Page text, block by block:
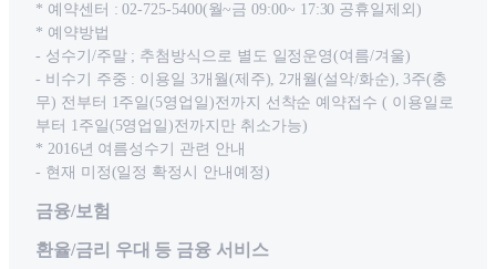
* 예약센터 : 02-725-5400(월~금 09:00~ 17:30 공휴일제외)
* 예약방법
- 성수기/주말 ; 추첨방식으로 별도 일정운영(여름/겨울)
- 비수기 주중 : 이용일 3개월(제주), 2개월(설악/화순), 3주(충
무) 전부터 1주일(5영업일)전까지 선착순 예약접수 ( 이용일로
부터 1주일(5영업일)전까지만 취소가능)
* 2016년 여름성수기 관련 안내
- 현재 미정(일정 확정시 안내예정)
금융/보험
환율/금리 우대 등 금융 서비스